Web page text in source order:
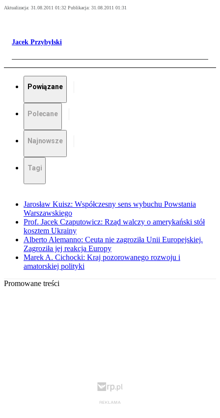
Aktualizacja: 31.08.2011 01:32 Publikacja: 31.08.2011 01:31
Jacek Przybylski
Powiązane
Polecane
Najnowsze
Tagi
Jarosław Kuisz: Współczesny sens wybuchu Powstania
Warszawskiego
Prof. Jacek Czaputowicz: Rząd walczy o amerykański stół
kosztem Ukrainy
Alberto Alemanno: Ceuta nie zagroziła Unii Europejskiej.
Zagroziła jej reakcja Europy
Marek A. Cichocki: Kraj pozorowanego rozwoju i
amatorskiej polityki
Promowane treści